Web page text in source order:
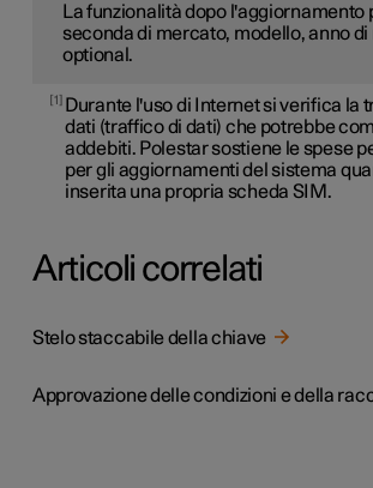
La funzionalità dopo l'aggiornamento
seconda di mercato, modello, anno di
optional.
1
Durante l'uso di Internet si verifica la
dati (traffico di dati) che potrebbe
addebiti. Polestar sostiene le spese
per gli aggiornamenti del sistema
inserita una propria scheda SIM.
Articoli correlati
Stelo staccabile della chiave
Approvazione delle condizioni e della